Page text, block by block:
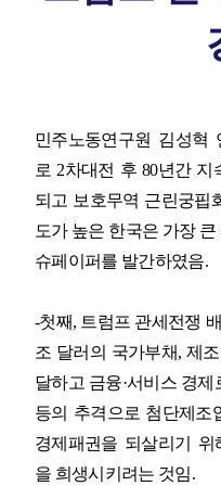
민주노동연구원 김성혁
로 2차대전 후80년간 지
되고 보호무역 근린궁핍
도가 높은 한국은 가장
슈페이퍼를 발간하였음.
-첫째, 트럼프 관세전쟁
조 달러의 국가부채, 제
달하고 금융·서비스 경제
등의 추격으로 첨단제조
경제패권을 되살리기
을 희생시키려는 것임.